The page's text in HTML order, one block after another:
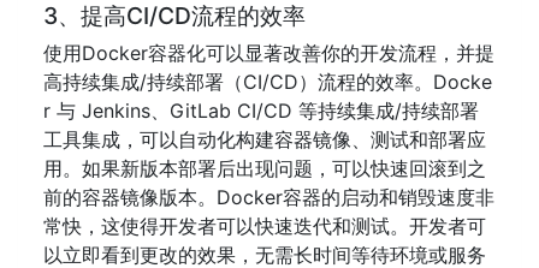
3、提高CI/CD流程的效率
使用Docker容器化可以显著改善你的开发流程，并提
高持续集成/持续部署（CI/CD）流程的效率。Docke
r 与 Jenkins、GitLab CI/CD 等持续集成/持续部署
工具集成，可以自动化构建容器镜像、测试和部署应
用。如果新版本部署后出现问题，可以快速回滚到之
前的容器镜像版本。Docker容器的启动和销毁速度非
常快，这使得开发者可以快速迭代和测试。开发者可
以立即看到更改的效果，无需长时间等待环境或服务